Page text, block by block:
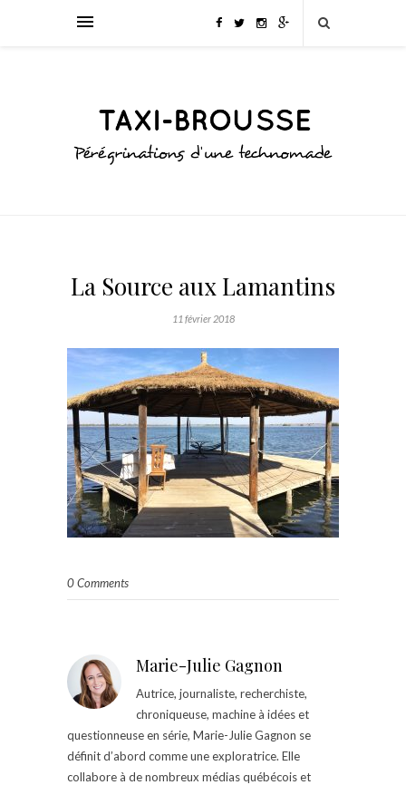
La Source aux Lamantins
11 février 2018
0 Comments
Marie-Julie Gagnon
Autrice, journaliste, recherchiste,
chroniqueuse, machine à idées et
questionneuse en série, Marie-Julie Gagnon se
définit d’abord comme une exploratrice. Elle
collabore à de nombreux médias québécois et